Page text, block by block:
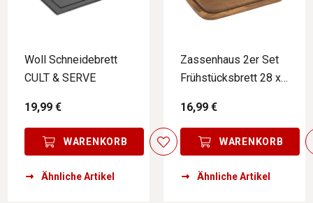
Woll Schneidebrett
CULT & SERVE
19,99 €
WARENKORB
Ähnliche Artikel
Zassenhaus 2er Set
Frühstücksbrett 28 x
16,99 €
WARENKORB
Ähnliche Artikel